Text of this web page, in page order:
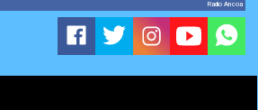
Radio Ancoa